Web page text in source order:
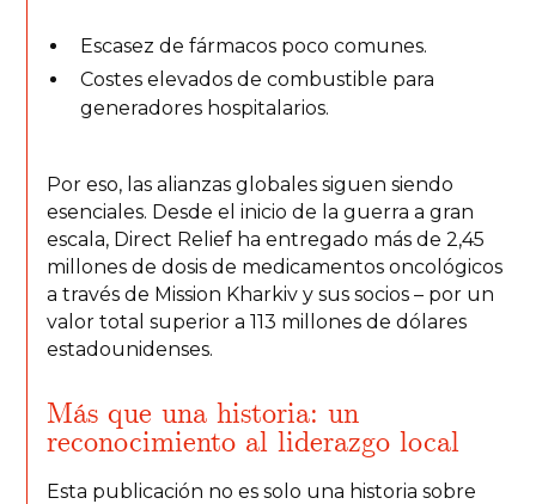
Escasez de fármacos poco comunes.
Costes elevados de combustible para
generadores hospitalarios.
Por eso, las alianzas globales siguen siendo
esenciales. Desde el inicio de la guerra a gran
escala, Direct Relief ha entregado más de 2,45
millones de dosis de medicamentos oncológicos
a través de Mission Kharkiv y sus socios – por un
valor total superior a 113 millones de dólares
estadounidenses.
Más que una historia: un
reconocimiento al liderazgo local
Esta publicación no es solo una historia sobre